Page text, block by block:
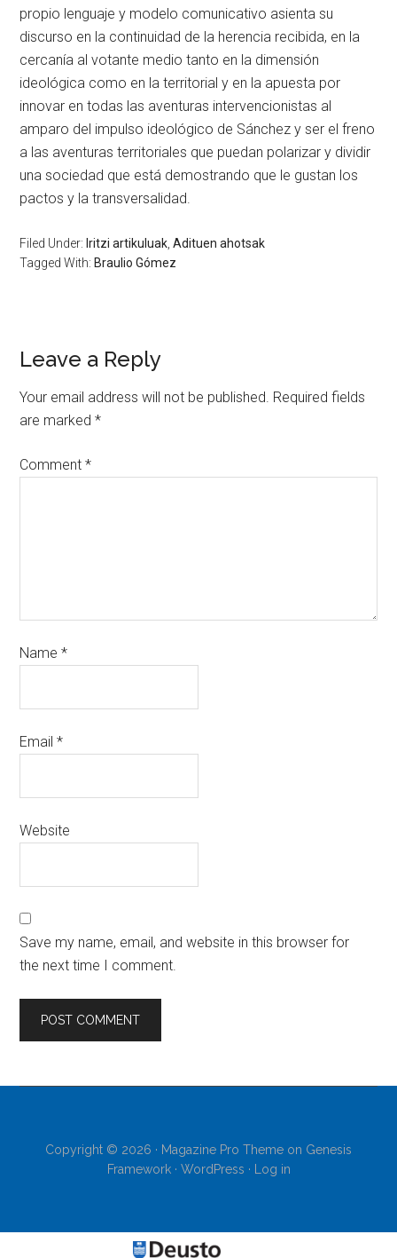
propio lenguaje y modelo comunicativo asienta su
discurso en la continuidad de la herencia recibida, en la
cercanía al votante medio tanto en la dimensión
ideológica como en la territorial y en la apuesta por
innovar en todas las aventuras intervencionistas al
amparo del impulso ideológico de Sánchez y ser el freno
a las aventuras territoriales que puedan polarizar y dividir
una sociedad que está demostrando que le gustan los
pactos y la transversalidad.
Filed Under: Iritzi artikuluak ,Adituen ahotsak
Tagged With: Braulio Gómez
Leave a Reply
Your email address will not be published. Required fields
are marked*
Comment*
Name*
Email*
Website
Save my name, email, and website in this browser for
the next time I comment.
Copyright © 2026 · Magazine Pro Theme on Genesis
Framework· WordPress · Log in